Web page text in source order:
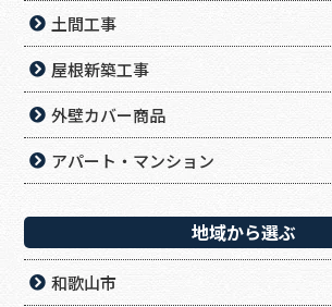
土間工事
屋根新築工事
外壁カバー商品
アパート・マンション
地域から選ぶ
和歌山市